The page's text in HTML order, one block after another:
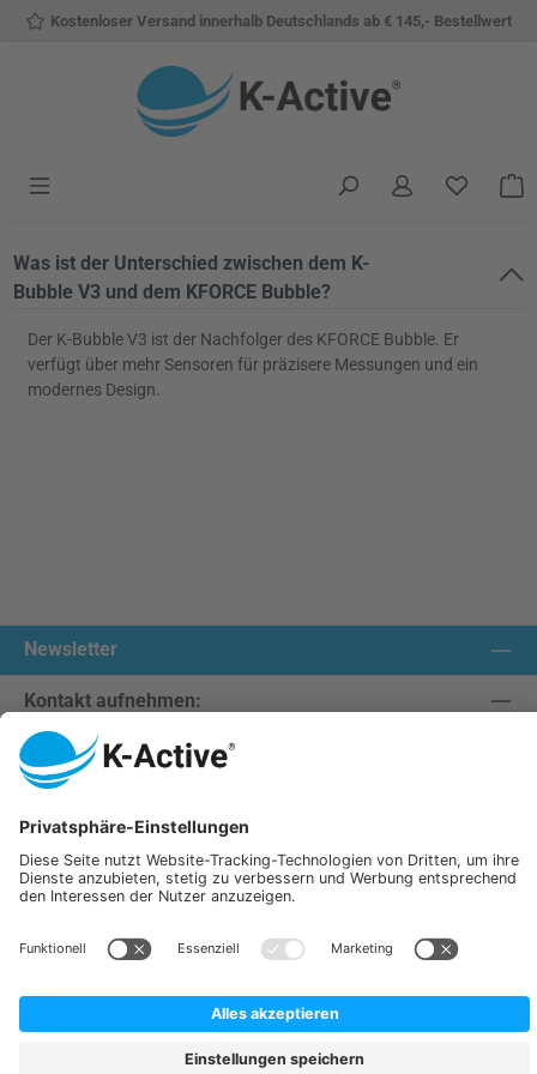
Zum Hauptinhalt springen
Kostenloser Versand innerhalb Deutschlands ab € 145,- Bestellwert
Du
Was ist der Unterschied zwischen dem K-
Bubble V3 und dem KFORCE Bubble?
Der K-Bubble V3 ist der Nachfolger des KFORCE Bubble. Er
verfügt über mehr Sensoren für präzisere Messungen und ein
modernes Design.
Newsletter
Kontakt aufnehmen:
Unsere Communities
K-Active Europe GmbH
Service
Informationen
Alle Preise inkl. gesetzl. Mehrwertsteuer zzgl.Versandkostenund ggf. Nachnahmegebühren, wenn
nicht anders angegeben.
© 2026 K-Active - Alle Rechte vorbehalten. Theme by ThemeWare®